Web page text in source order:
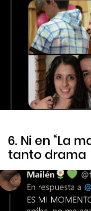
6. Ni en “La
tanto drama